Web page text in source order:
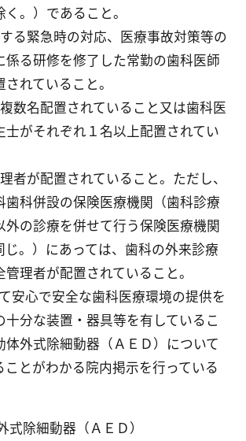
。）であること。
る緊急時の対応、医療事故対策等の
係る研修を修了した常勤の歯科医師
れていること。
数名配置されていること又は歯科医
士がそれぞれ１名以上配置されてい
者が配置されていること。ただし、
歯科併設の保険医療機関（歯科診療
外の診療を併せて行う保険医療機関
じ。）にあっては、歯科の外来診療
理者が配置されていること。
安心で安全な歯科医療環境の提供を
十分な装置・器具等を有しているこ
体外式除細動器（ＡＥＤ）について
ことがわかる院内掲示を行っている
式除細動器（ＡＥＤ）